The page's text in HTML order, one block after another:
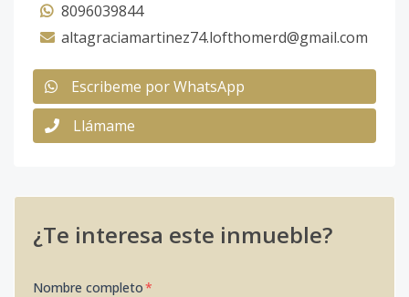
8096039844
altagraciamartinez74.lofthomerd@gmail.com
Escribeme por WhatsApp
Llámame
¿Te interesa este inmueble?
Nombre completo*